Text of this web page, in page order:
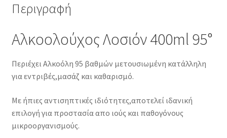
Περιγραφή
Αλκοολούχος Λοσιόν 400ml 95°
Περιέχει Αλκοόλη 95 βαθμών μετουσιωμένη κατάλληλη
για εντριβές,μασάζ και καθαρισμό.
Με ήπιες αντισηπτικές ιδιότητες,αποτελεί ιδανική
επιλογή για προστασία απο ιούς και παθογόνους
μικροοργανισμούς.